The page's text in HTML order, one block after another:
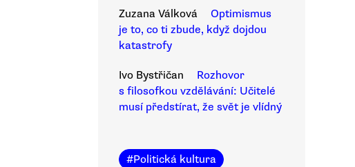
Zuzana Válková
Optimismus
je to, co ti zbude, když dojdou
katastrofy
Ivo Bystřičan
Rozhovor
s filosofkou vzdělávání: Učitelé
musí předstírat, že svět je vlídný
#Politická kultura